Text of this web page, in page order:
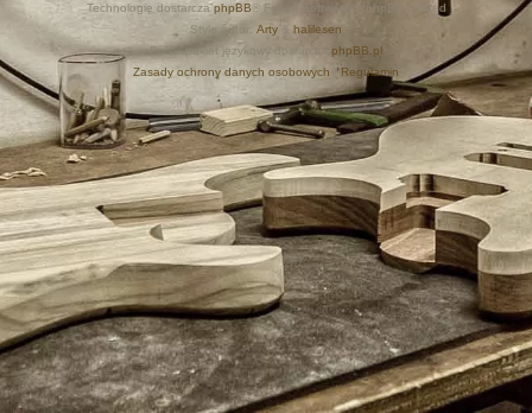
Technologię dostarczaphpBB® Forum Software © phpBB Limited
Style autor: Arty & halilesen
Polski pakiet językowy dostarcza phpBB.pl
Zasady ochrony danych osobowych |Regulamin